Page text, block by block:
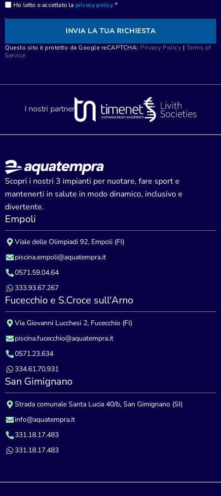
Ho letto e accettato la privacy policy *
INVIA LA TUA RICHIESTA
Questo sito è protetto da Google reCAPTCHA: Privacy Policy | Terms of
Service
I nostri partner
Scopri i nostri 3 impianti per nuotare, fare sport e
mantenerti in salute in modo dinamico, inclusivo e
divertente.
Empoli
Viale delle Olimpiadi 92, Empoli (FI)
piscina.empoli@aquatempra.it
0571.59.04.64
333.93.67.267
Fucecchio e S.Croce sull'Arno
Via Giovanni Lucchesi 2, Fucecchio (FI)
piscina.fucecchio@aquatempra.it
0571.23.634
334.61.70.931
San Gimignano
Strada comunale Santa Lucia 40/b, San Gimignano (SI)
info@aquatempra.it
331.18.17.483
331.18.17.483